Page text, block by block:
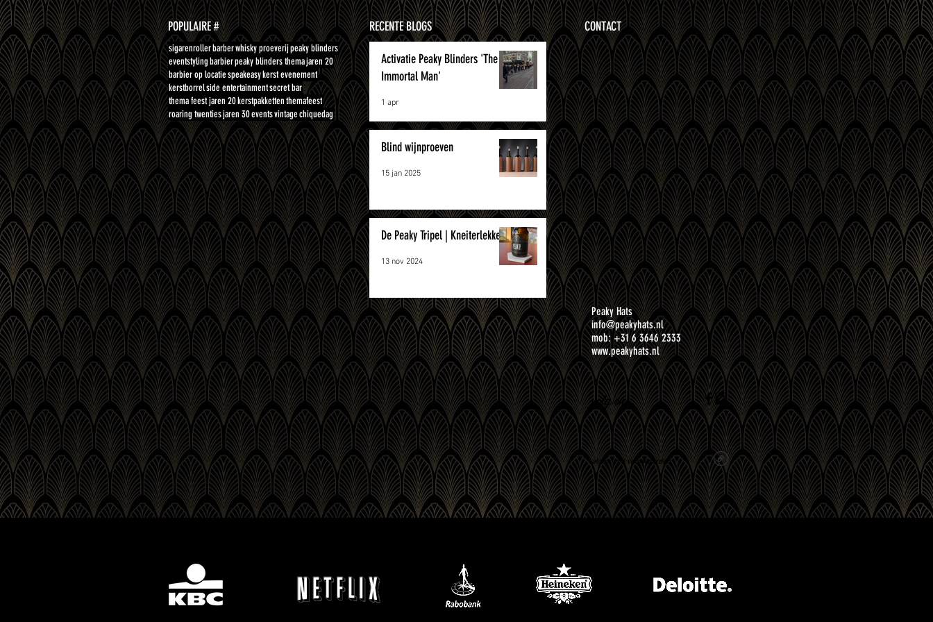
POPULAIRE #
sigarenrollerbarberwhisky proeverijpeaky blinders
eventstylingbarbierpeaky blinders themajaren 20
barbier op locatiespeakeasykerst evenement
kerstborrelside entertainmentsecret bar
thema feest jaren 20kerstpakkettenthemafeest
roaring twentiesjaren 30eventsvintagechiquedag
RECENTE BLOGS
Activatie Peaky Blinders 'The
Immortal Man'
1 apr
Blind wijnproeven
15 jan 2025
De Peaky Tripel | Kneiterlekker!
13 nov 2024
CONTACT
Peaky Hats
info@peakyhats.nl
mob: +31 6 3646 2333
www.peakyhats.nl
volg ons
algemene voorwaarden